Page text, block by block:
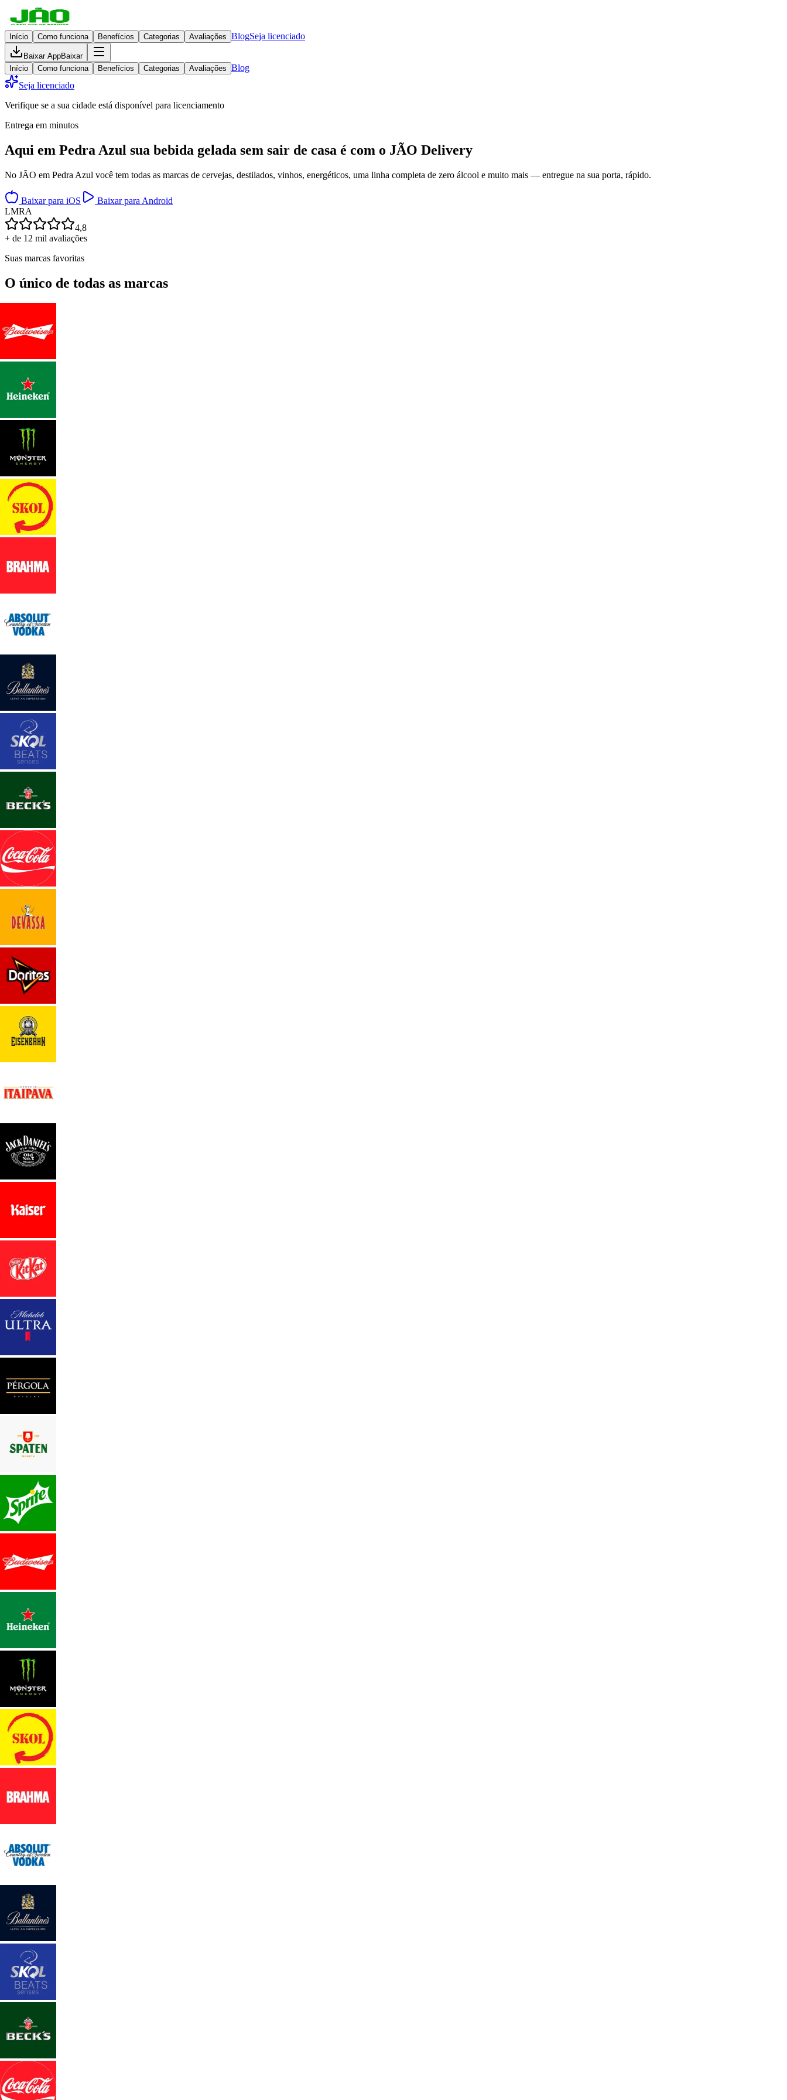
Início Como funciona Benefícios Categorias Avaliações BlogSeja licenciado
Baixar AppBaixar
Início
Como funciona Benefícios Categorias Avaliações Blog
Seja licenciado
Verifique se a sua cidade está disponível para licenciamento
Entrega em minutos
Aqui em Pedra Azul sua bebida gelada sem sair de casa é com o JÃO Delivery
No JÃO em Pedra Azul você tem todas as marcas de cervejas, destilados, vinhos, energéticos, uma linha completa de zero álcool e muito mais — entregue na sua porta, rápido.
Baixar para iOS
Baixar para Android
LMRA
4,8
+ de 12 mil avaliações
Suas marcas favoritas
O único de todas as marcas